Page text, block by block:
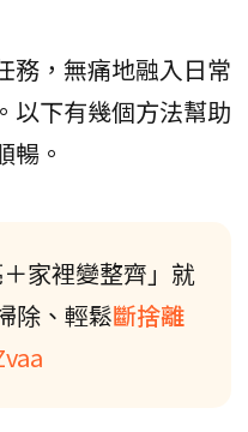
務，無痛地融入日常
以下有幾個方法幫助
暢。
家裡變整齊」就
除、輕鬆斷捨離